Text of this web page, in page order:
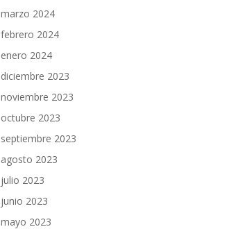
marzo 2024
febrero 2024
enero 2024
diciembre 2023
noviembre 2023
octubre 2023
septiembre 2023
agosto 2023
julio 2023
junio 2023
mayo 2023